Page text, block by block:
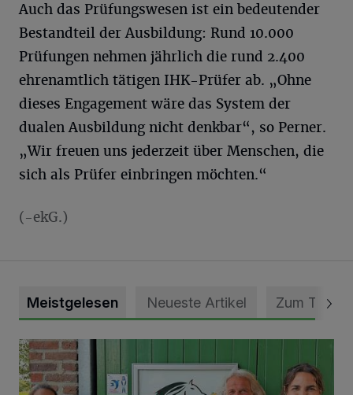
Auch das Prüfungswesen ist ein bedeutender
Bestandteil der Ausbildung: Rund 10.000
Prüfungen nehmen jährlich die rund 2.400
ehrenamtlich tätigen IHK-Prüfer ab. „Ohne
dieses Engagement wäre das System der
dualen Ausbildung nicht denkbar“, so Perner.
„Wir freuen uns jederzeit über Menschen, die
sich als Prüfer einbringen möchten.“
(-ekG.)
Meistgelesen Neueste Artikel Zum Thema
Vorbildlicher Einsatz für den Artenschutz gewürdigt